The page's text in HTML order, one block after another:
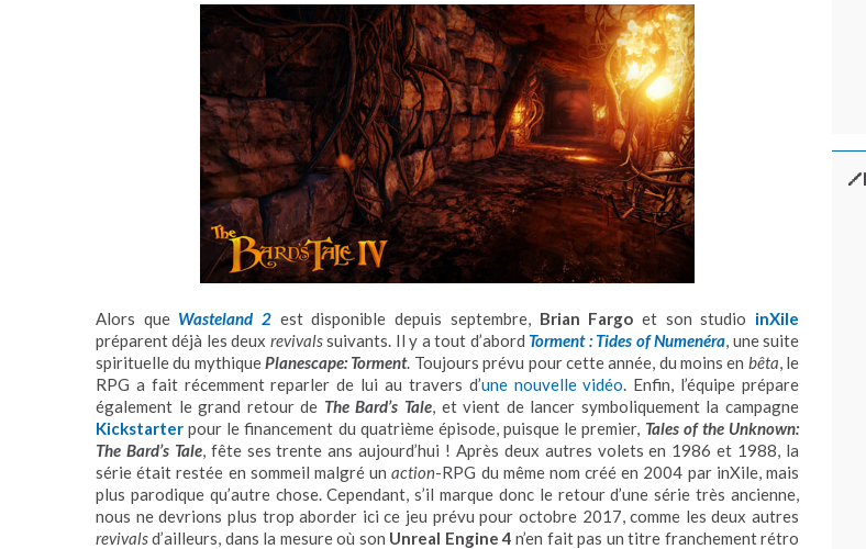
Alors que Wasteland 2 est disponible depuis septembre, Brian Fargo et son studio inXile
préparent déjà les deux revivalssuivants. Il y a tout d’abord Torment : Tides of Numenéra, une suite
spirituelle du mythiquePlanescape: Torment. Toujours prévu pour cette année, du moins en bêta, le
RPG a fait récemment reparler de lui au travers d’une nouvelle vidéo. Enfin, l’équipe prépare
également le grand retour de The Bard’s Tale, et vient de lancer symboliquement la campagne
Kickstarter pour le financement du quatrième épisode, puisque le premier, Tales of the Unknown:
The Bard’s Tale, fête ses trente ans aujourd’hui ! Après deux autres volets en 1986 et 1988, la
série était restée en sommeil malgré unaction-RPG du même nom créé en 2004 par inXile, mais
plus parodique qu’autre chose. Cependant, s’il marque donc le retour d’une série très ancienne,
nous ne devrions plus trop aborder ici ce jeu prévu pour octobre 2017, comme les deux autres
revivalsd’ailleurs, dans la mesure où son Unreal Engine 4 n’en fait pas un titre franchement rétro
/